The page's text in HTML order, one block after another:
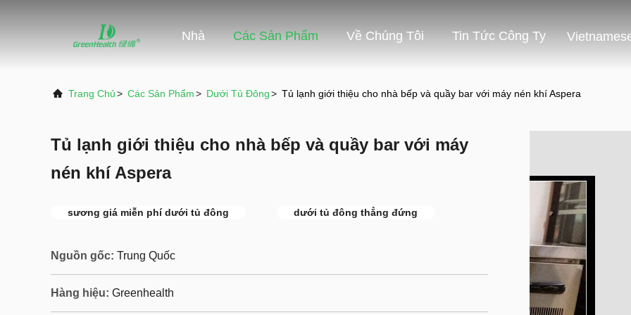
Nhà Các Sản Phẩm Về Chúng Tôi Tin Tức Công Ty
Trang Chủ> Các Sản Phẩm> Dưới Tủ Đông> Tủ lạnh giới thiệu cho nhà bếp và quầy bar với máy nén khí Aspera
Tủ lạnh giới thiệu cho nhà bếp và quầy bar với máy
nén khí Aspera
sương giá miễn phí dưới tủ đông dưới tủ đông thẳng đứng
Nguồn gốc: Trung Quốc
Hàng hiệu: Greenhealth